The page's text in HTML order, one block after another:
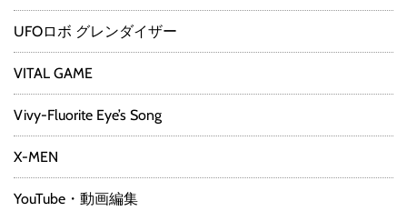
UFOロボ グレンダイザー
VITAL GAME
Vivy-Fluorite Eye’s Song
X-MEN
YouTube・動画編集